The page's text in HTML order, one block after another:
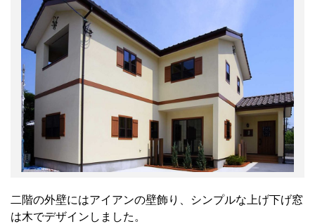
二階の外壁にはアイアンの壁飾り、シンプルな上げ下げ窓
は木でデザインしました。